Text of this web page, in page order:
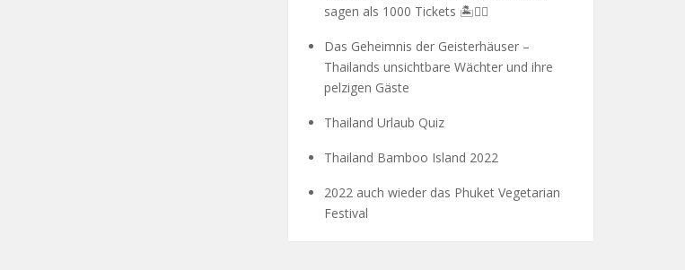
sagen als 1000 Tickets 🏝️🧗‍♂️
Das Geheimnis der Geisterhäuser –
Thailands unsichtbare Wächter und ihre
pelzigen Gäste
Thailand Urlaub Quiz
Thailand Bamboo Island 2022
2022 auch wieder das Phuket Vegetarian
Festival